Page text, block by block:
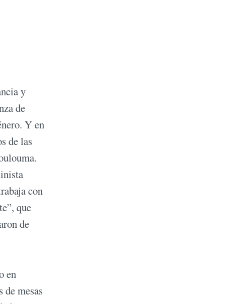
y
de
Y en
de las
con
que
de
en
mesas